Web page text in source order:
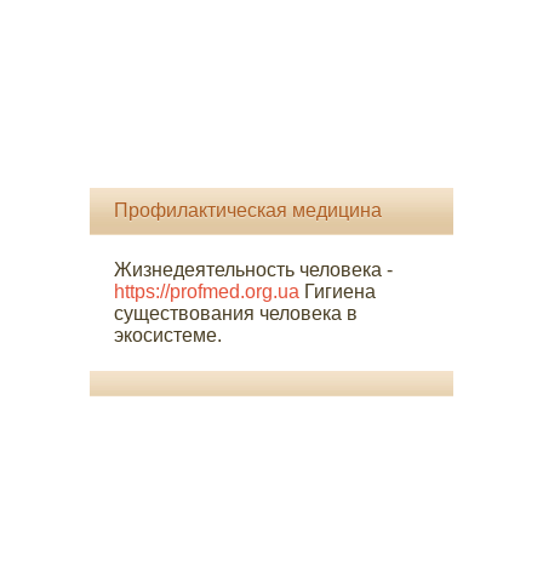
Профилактическая медицина
Жизнедеятельность человека -
https://profmed.org.ua Гигиена
существования человека в
экосистеме.